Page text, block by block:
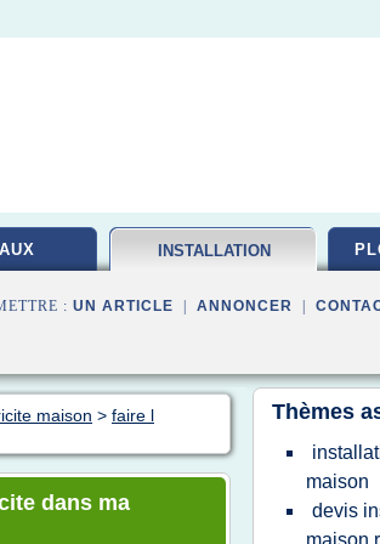
INSTALLATION
: UN ARTICLE ANNONCER
maison > faire l
dans ma
Thèmes
maison
devis
maison